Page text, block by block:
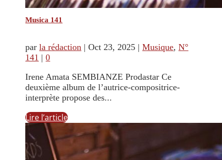
Musica 141
parla rédaction |Oct 23, 2025 |Musique,N°
141 |0
Irene Amata SEMBIANZE Prodastar Ce
deuxième album de l’autrice-compositrice-
interprète propose des...
Lire l’article